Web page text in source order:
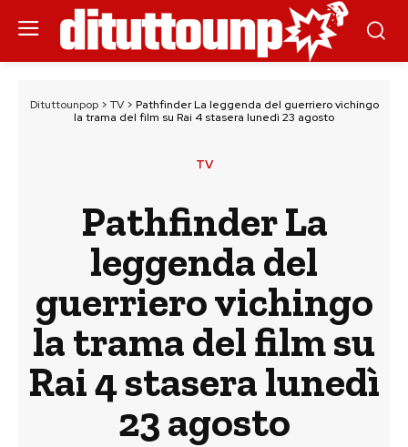
Dituttounpop> TV> Pathfinder La leggenda del guerriero vichingo
la trama del film su Rai 4 stasera lunedì 23 agosto
TV
Pathfinder La
leggenda del
guerriero vichingo
la trama del film su
Rai 4 stasera lunedì
23 agosto